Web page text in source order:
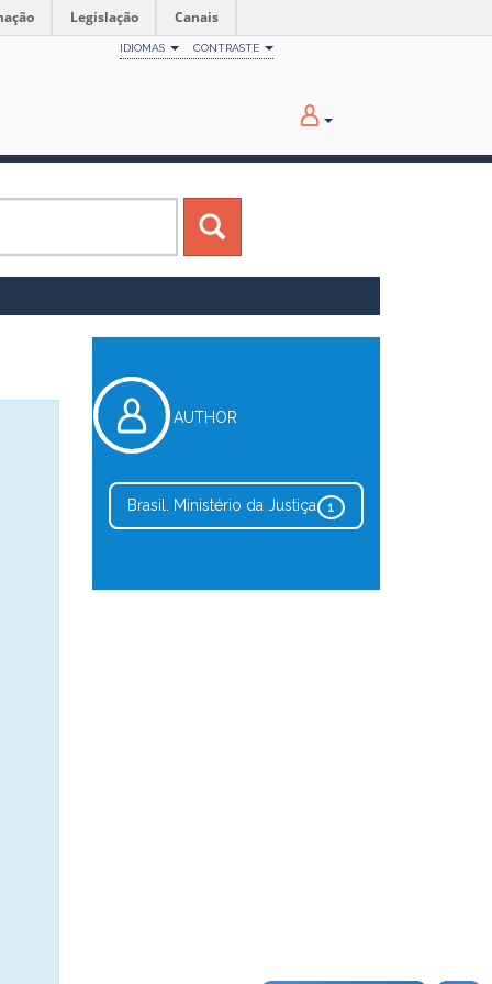
Legislação Canais
IDIOMAS CONTRASTE
AUTHOR
1
Brasil. Ministério da Justiça